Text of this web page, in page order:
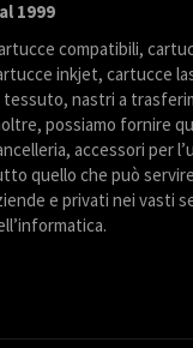
1999
compatibili,
inkjet, cartucce
tessuto, nastri a
possiamo fornire
accessori per
quello che può
e privati nei vasti